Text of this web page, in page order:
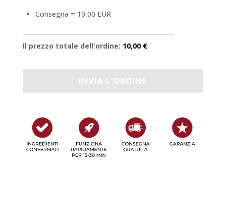
Consegna = 10,00 EUR
Il prezzo totale dell'ordine: 10,00 €